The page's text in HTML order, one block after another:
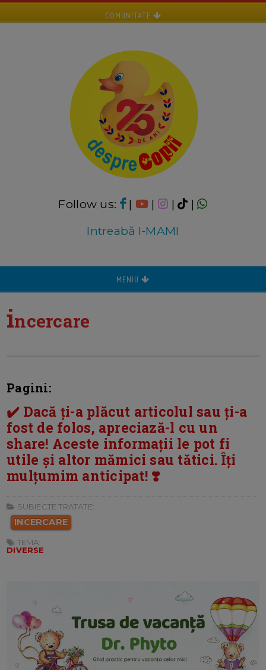
COMUNITATE
Follow us: | | |
|
Intreabă I-MAMI
MENIU
incercare
Pagini:
✔️ Dacă ți-a plăcut articolul sau ți-a
fost de folos, apreciază-l cu un
share! Aceste informații le pot fi
utile și altor mămici sau tătici. Îți
mulțumim anticipat! ❣️
SUBIECTE TRATATE:
INCERCARE
TEMA:
DIVERSE